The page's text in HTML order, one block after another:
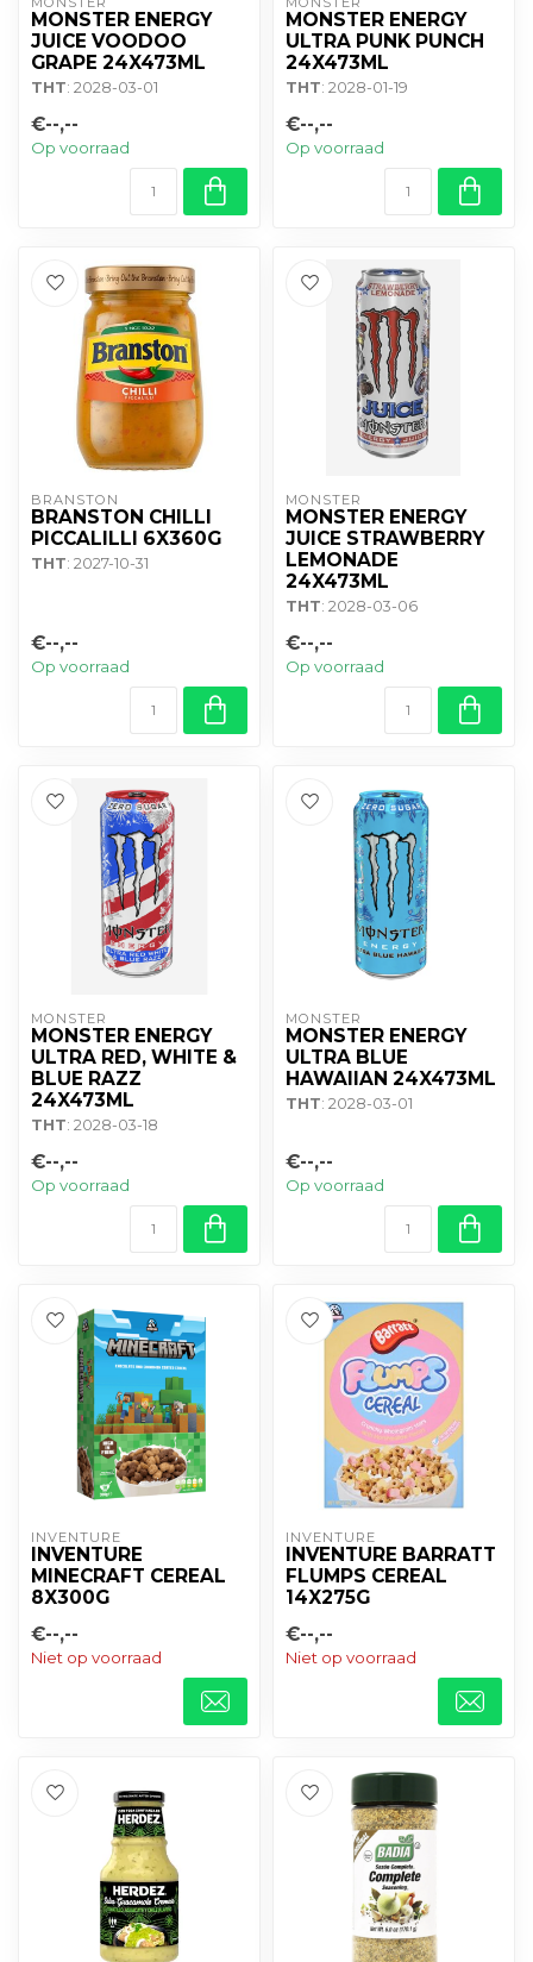
MONSTER ENERGY
JUICE VOODOO
GRAPE 24X473ML
THT: 2028-03-01
€--,--
Op voorraad
MONSTER ENERGY
ULTRA PUNK PUNCH
24X473ML
THT: 2028-01-19
€--,--
Op voorraad
BRANSTON
BRANSTON CHILLI
PICCALILLI 6X360G
THT: 2027-10-31
€--,--
Op voorraad
MONSTER
MONSTER ENERGY
JUICE STRAWBERRY
LEMONADE
24X473ML
THT: 2028-03-06
€--,--
Op voorraad
MONSTER
MONSTER ENERGY
ULTRA RED, WHITE &
BLUE RAZZ
24X473ML
THT: 2028-03-18
€--,--
Op voorraad
MONSTER
MONSTER ENERGY
ULTRA BLUE
HAWAIIAN 24X473ML
THT: 2028-03-01
€--,--
Op voorraad
INVENTURE
INVENTURE
MINECRAFT CEREAL
8X300G
€--,--
Niet op voorraad
INVENTURE
INVENTURE BARRATT
FLUMPS CEREAL
14X275G
€--,--
Niet op voorraad